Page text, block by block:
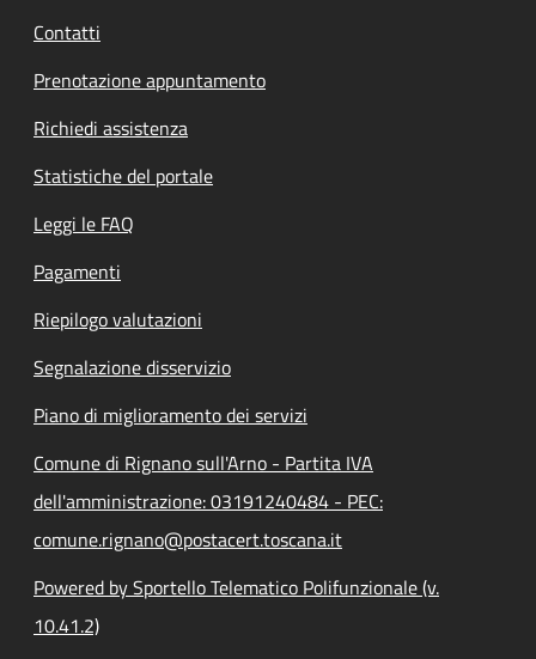
Contatti
Prenotazione appuntamento
Richiedi assistenza
Statistiche del portale
Leggi le FAQ
Pagamenti
Riepilogo valutazioni
Segnalazione disservizio
Piano di miglioramento dei servizi
Comune di Rignano sull'Arno - Partita IVA
dell'amministrazione: 03191240484 - PEC:
comune.rignano@postacert.toscana.it
Powered by Sportello Telematico Polifunzionale (v.
10.41.2)